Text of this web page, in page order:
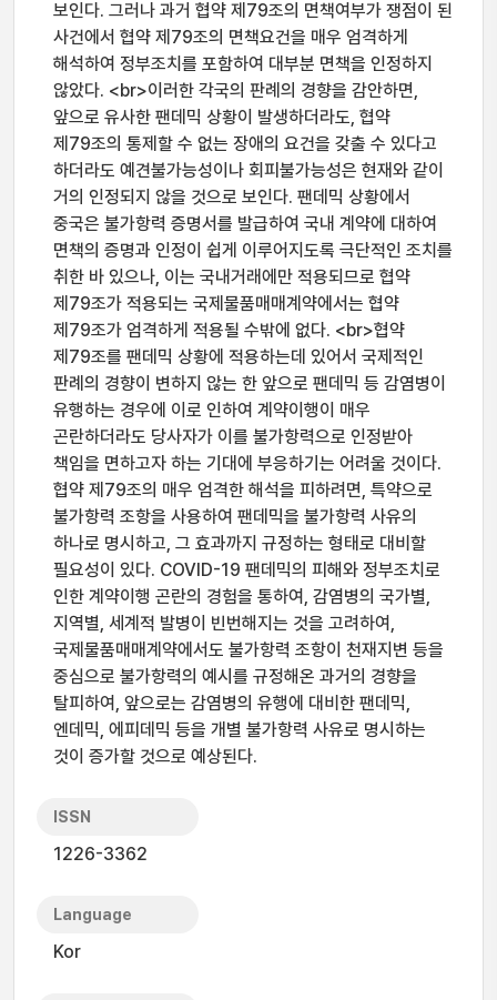
보인다. 그러나 과거 협약 제79조의 면책여부가 쟁점이 된
사건에서 협약 제79조의 면책요건을 매우 엄격하게
해석하여 정부조치를 포함하여 대부분 면책을 인정하지
않았다. <br>이러한 각국의 판례의 경향을 감안하면,
앞으로 유사한 팬데믹 상황이 발생하더라도, 협약
제79조의 통제할 수 없는 장애의 요건을 갖출 수 있다고
하더라도 예견불가능성이나 회피불가능성은 현재와 같이
거의 인정되지 않을 것으로 보인다. 팬데믹 상황에서
중국은 불가항력 증명서를 발급하여 국내 계약에 대하여
면책의 증명과 인정이 쉽게 이루어지도록 극단적인 조치를
취한 바 있으나, 이는 국내거래에만 적용되므로 협약
제79조가 적용되는 국제물품매매계약에서는 협약
제79조가 엄격하게 적용될 수밖에 없다. <br>협약
제79조를 팬데믹 상황에 적용하는데 있어서 국제적인
판례의 경향이 변하지 않는 한 앞으로 팬데믹 등 감염병이
유행하는 경우에 이로 인하여 계약이행이 매우
곤란하더라도 당사자가 이를 불가항력으로 인정받아
책임을 면하고자 하는 기대에 부응하기는 어려울 것이다.
협약 제79조의 매우 엄격한 해석을 피하려면, 특약으로
불가항력 조항을 사용하여 팬데믹을 불가항력 사유의
하나로 명시하고, 그 효과까지 규정하는 형태로 대비할
필요성이 있다. COVID-19 팬데믹의 피해와 정부조치로
인한 계약이행 곤란의 경험을 통하여, 감염병의 국가별,
지역별, 세계적 발병이 빈번해지는 것을 고려하여,
국제물품매매계약에서도 불가항력 조항이 천재지변 등을
중심으로 불가항력의 예시를 규정해온 과거의 경향을
탈피하여, 앞으로는 감염병의 유행에 대비한 팬데믹,
엔데믹, 에피데믹 등을 개별 불가항력 사유로 명시하는
것이 증가할 것으로 예상된다.
ISSN
1226-3362
Language
Kor